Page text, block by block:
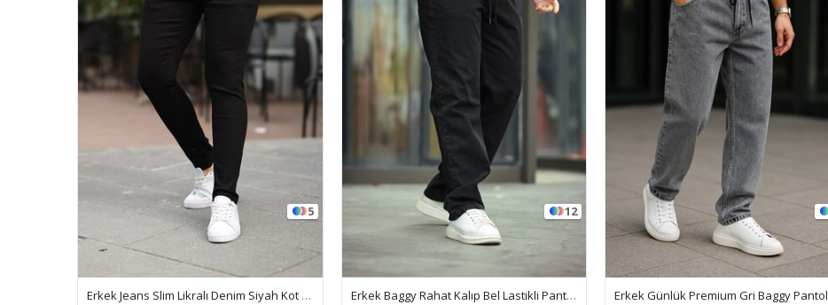
5
Erkek Jeans Slim Likralı Denim Siyah Kot Pantolon
12
Erkek Baggy Rahat Kalıp Bel Lastikli Pantolon